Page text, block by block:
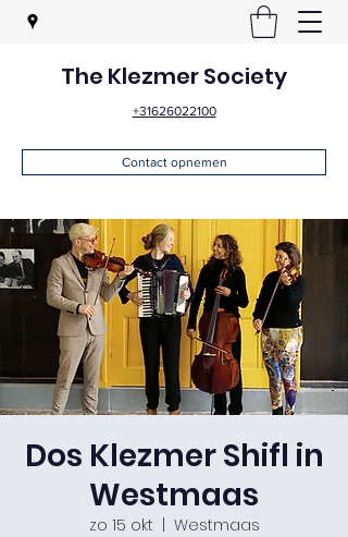
The Klezmer Society
+31626022100
Contact opnemen
Dos Klezmer Shifl in
Westmaas
zo 15 okt
  |
Westmaas